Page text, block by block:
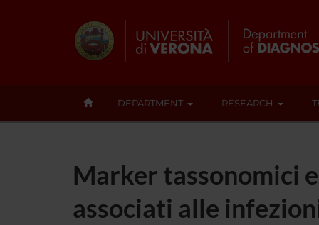
DEPARTMENT RESEARCH
Marker tassonomici
associati alle